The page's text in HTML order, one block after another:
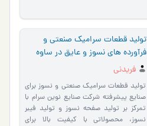
تولید قطعات سرامیک صنعتی و
فرآورده های نسوز و عایق در ساوه
فریدنی
تولید قطعات سرامیک صنعتی و نسوز برای
صنایع پیشرفته شرکت صنایع نوین سرام با
تمرکز بر تولید صفحه نسوز و تولید فیبر
نسوز، محصولاتی با کیفیت بالا برای